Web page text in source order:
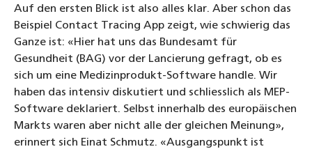
Auf den ersten Blick ist also alles klar. Aber schon das
Beispiel Contact Tracing App zeigt, wie schwierig das
Ganze ist: «Hier hat uns das Bundesamt für
Gesundheit (BAG) vor der Lancierung gefragt, ob es
sich um eine Medizinprodukt-Software handle. Wir
haben das intensiv diskutiert und schliesslich als MEP-
Software deklariert. Selbst innerhalb des europäischen
Markts waren aber nicht alle der gleichen Meinung»,
erinnert sich Einat Schmutz. «Ausgangspunkt ist